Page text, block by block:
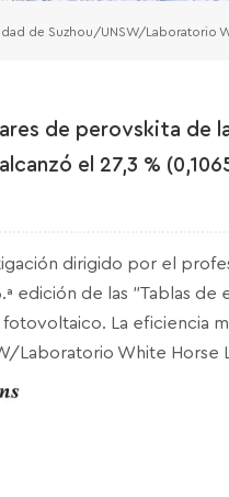
de Suzhou/UNSW/Laboratorio
de perovskita de
el 27,3 %
dirigido por el
edición de las "Tablas de
La eficiencia
White Horse